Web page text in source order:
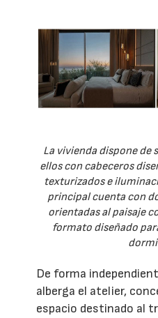
La vivienda dispone
ellos con cabeceros
texturizados e
principal cuenta con
orientadas al paisaje
formato diseñado
De forma
alberga el atelier,
espacio destinado al